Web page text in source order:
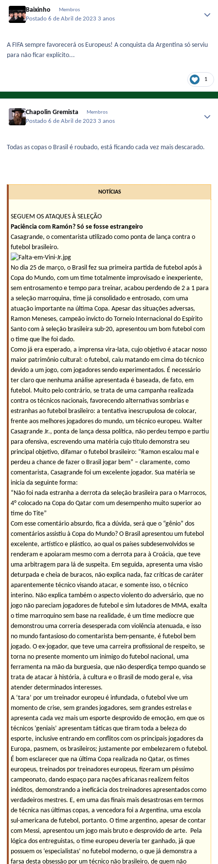
Baixinho Membros
Postado6 de Abril de 2023 3 anos
A FIFA sempre favorecerá os Europeus! A conquista da Argentina só serviu
para não ficar explícito...
1
Chapolin Gremista Membros
Postado6 de Abril de 2023 3 anos
Todas as copas o Brasil é roubado, está ficando cada vez mais descarado.
NOTÍCIAS
SEGUEM OS ATAQUES À SELEÇÃO
Paciência com Ramón? Só se fosse estrangeiro
Casagrande, o comentarista utilizado como ponta de lança contra o
futebol brasileiro.
No dia 25 de março, o Brasil fez sua primeira partida de futebol após à
Copa do Mundo, com um time totalmente improvisado e inexperiente,
sem entrosamento e tempo para treinar, acabou perdendo de 2 a 1 para
a seleção marroquina, time já consolidado e entrosado, com uma
atuação importante na última Copa. Apesar das situações adversas,
Ramon Meneses, campeão invicto do Torneio Internacional do Espírito
Santo com à seleção brasileira sub-20, apresentou um bom futebol com
o time que lhe foi dado.
Como já era esperado, a imprensa vira-lata, cujo objetivo é atacar nosso
maior patrimônio cultural: o futebol, caiu matando em cima do técnico
devido a um jogo, com jogadores sendo experimentados. É necessário
ter claro que nenhuma análise apresentada é baseada, de fato, em
futebol. Muito pelo contrário, se trata de uma campanha realizada
contra os técnicos nacionais, favorecendo alternativas sombrias e
estranhas ao futebol brasileiro: a tentativa inescrupulosa de colocar,
frente aos melhores jogadores do mundo, um técnico europeu. Walter
Casagrande Jr., ponta de lança dessa política, não perdeu tempo e partiu
para ofensiva, escrevendo uma matéria cujo título demonstra seu
principal objetivo, difamar o futebol brasileiro: “Ramon escalou mal e
perdeu a chance de fazer o Brasil jogar bem” – claramente, como
comentarista, Casagrande foi um excelente jogador. Sua matéria se
inicia da seguinte forma:
“Não foi nada estranha a derrota da seleção brasileira para o Marrocos,
4° colocado na Copa do Qatar com um desempenho muito superior ao
time do Tite”
Com esse comentário absurdo, fica a dúvida, será que o “gênio” dos
comentários assistiu à Copa do Mundo? O Brasil apresentou um futebol
excelente, artístico e plástico, ao qual os países subdesenvolvidos se
renderam e apoiaram mesmo com a derrota para à Croácia, que teve
uma arbitragem para lá de suspeita. Em seguida, apresenta uma visão
deturpada e cheia de buracos, não explica nada, faz críticas de caráter
aparentemente técnico visando atacar, e somente isso, o técnico
interino. Não explica também o aspecto violento do adversário, que no
jogo não pareciam jogadores de futebol e sim lutadores de MMA, exalta
o time marroquino sem base na realidade, é um time medíocre que
demonstrou uma correria desesperada com violência atenuada, e isso
no mundo fantasioso do comentarista bem-pensante, é futebol bem
jogado. O ex-jogador, que teve uma carreira profissional de respeito, se
torna no presente momento um inimigo do futebol nacional, uma
ferramenta na mão da burguesia, que não desperdiça tempo quando se
trata de atacar à história, à cultura e o Brasil de modo geral e, visa
atender determinados interesses.
A ‘tara’ por um treinador europeu é infundada, o futebol vive um
momento de crise, sem grandes jogadores, sem grandes estrelas e
apresenta cada vez mais um esporte desprovido de emoção, em que os
técnicos ‘geniais’ apresentam táticas que tiram toda a beleza do
esporte, inclusive entrando em conflitos com os principais jogadores da
Europa, pasmem, os brasileiros; justamente por embelezarem o futebol.
É bom esclarecer que na última Copa realizada no Qatar, os times
europeus, treinados por treinadores europeus, fizeram um péssimo
campeonato, dando espaço para nações africanas realizem feitos
inéditos, demonstrando a ineficácia dos treinadores apresentados como
verdadeiros mestres. E, em uma das finais mais desastrosas em termos
de técnica nas últimas copas, a vencedora foi a Argentina, uma escola
sul-americana de futebol, portanto. O time argentino, apesar de contar
com Messi, apresentou um jogo mais bruto e desprovido de arte. Pela
lógica dos entreguistas, o time europeu deveria ter ganhado, já que
possuem os ‘especialistas’ no futebol moderno, o que já demonstra a
farsa desta obsessão por um técnico não brasileiro, de quem não